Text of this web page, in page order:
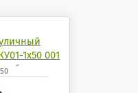
1x50 001